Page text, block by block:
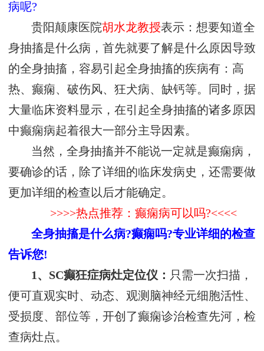
病呢?
贵阳颠康医院胡水龙教授表示：想要知道全
身抽搐是什么病，首先就要了解是什么原因导致
的全身抽搐，容易引起全身抽搐的疾病有：高
热、癫痫、破伤风、狂犬病、缺钙等。同时，据
大量临床资料显示，在引起全身抽搐的诸多原因
中癫痫病起着很大一部分主导因素。
当然，全身抽搐并不能说一定就是癫痫病，
要确诊的话，除了详细的临床发病史，还需要做
更加详细的检查以后才能确定。
>>>>热点推荐：癫痫病可以吗?<<<<
全身抽搐是什么病?癫痫吗?专业详细的检查
告诉您!
1、SC癫狂症病灶定位仪： 只需一次扫描，
便可直观实时、动态、观测脑神经元细胞活性、
受损度、部位等，开创了癫痫诊治检查先河，检
查病灶点。